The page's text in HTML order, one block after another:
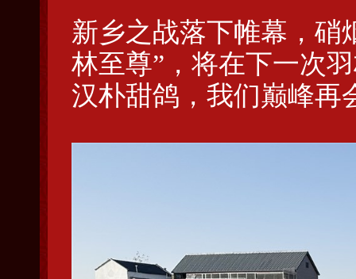
新乡之战落下帷幕，硝
林至尊”，将在下一次
汉朴甜鸽，我们巅峰再